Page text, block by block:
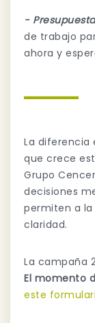
-
de trabajo
ahora y
La diferencia
que crece
Grupo
decisiones
permiten a
claridad.
La campaña
El momento
este